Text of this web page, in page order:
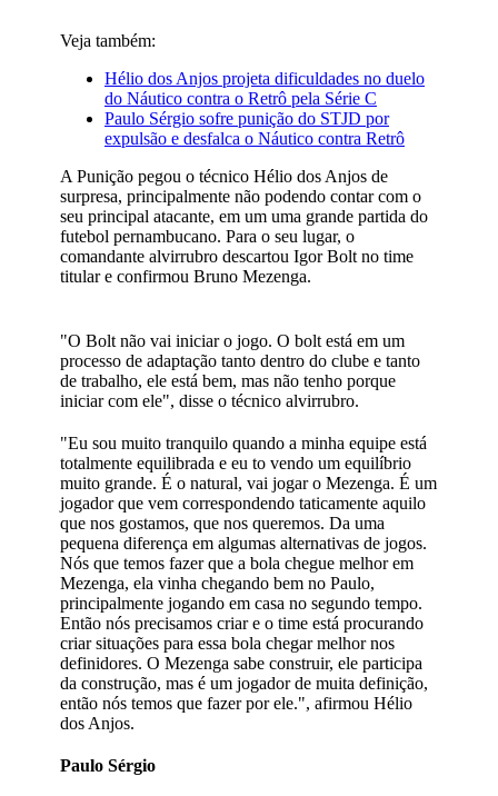
Veja também:
Hélio dos Anjos projeta dificuldades no duelo
do Náutico contra o Retrô pela Série C
Paulo Sérgio sofre punição do STJD por
expulsão e desfalca o Náutico contra Retrô
A Punição pegou o técnico Hélio dos Anjos de
surpresa, principalmente não podendo contar com o
seu principal atacante, em um uma grande partida do
futebol pernambucano. Para o seu lugar, o
comandante alvirrubro descartou Igor Bolt no time
titular e confirmou Bruno Mezenga.
"O Bolt não vai iniciar o jogo. O bolt está em um
processo de adaptação tanto dentro do clube e tanto
de trabalho, ele está bem, mas não tenho porque
iniciar com ele", disse o técnico alvirrubro.
"Eu sou muito tranquilo quando a minha equipe está
totalmente equilibrada e eu to vendo um equilíbrio
muito grande. É o natural, vai jogar o Mezenga. É um
jogador que vem correspondendo taticamente aquilo
que nos gostamos, que nos queremos. Da uma
pequena diferença em algumas alternativas de jogos.
Nós que temos fazer que a bola chegue melhor em
Mezenga, ela vinha chegando bem no Paulo,
principalmente jogando em casa no segundo tempo.
Então nós precisamos criar e o time está procurando
criar situações para essa bola chegar melhor nos
definidores. O Mezenga sabe construir, ele participa
da construção, mas é um jogador de muita definição,
então nós temos que fazer por ele.", afirmou Hélio
dos Anjos.
Paulo Sérgio